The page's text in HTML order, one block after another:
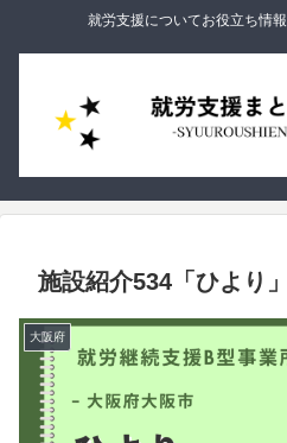
就労支援についてお役立ち情
施設紹介534「ひより」
大阪府